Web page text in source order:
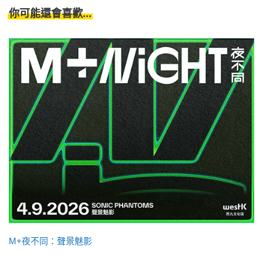
你可能還會喜歡...
M+夜不同：聲景魅影